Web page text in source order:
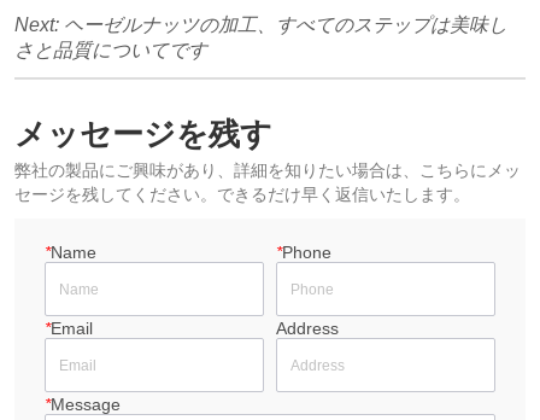
Next: ヘーゼルナッツの加工、すべてのステップは美味し
さと品質についてです
メッセージを残す
弊社の製品にご興味があり、詳細を知りたい場合は、こちらにメッ
セージを残してください。できるだけ早く返信いたします。
*Name *Phone
*Email Address
*Message